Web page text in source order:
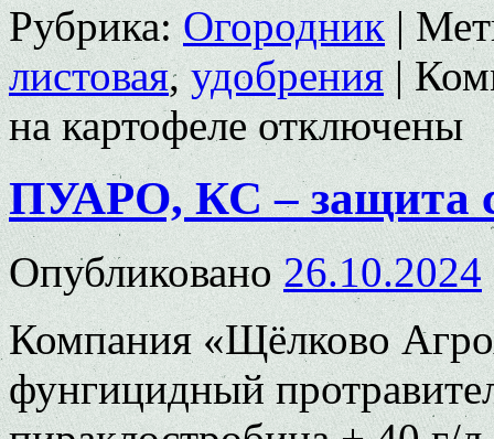
Рубрика: Огородник |
листовая,удобрения |
на картофелеотключены
ПУАРО, КС – защита
Опубликовано 26.10.2024
Компания «Щёлково
фунгицидный